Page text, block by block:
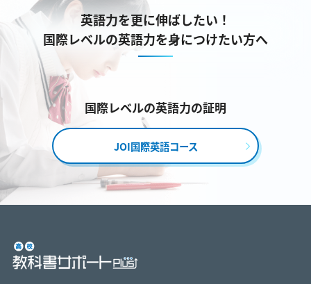
英語力を更に伸ばしたい！
国際レベルの英語力を身につけたい方へ
国際レベルの英語力の証明
JOI国際英語コース